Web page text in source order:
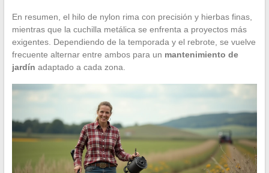
En resumen, el hilo de nylon rima con precisión y hierbas finas,
mientras que la cuchilla metálica se enfrenta a proyectos más
exigentes. Dependiendo de la temporada y el rebrote, se vuelve
frecuente alternar entre ambos para un mantenimiento de
jardín adaptado a cada zona.